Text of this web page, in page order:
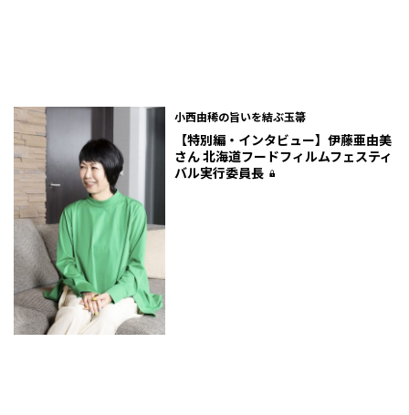
小西由稀の旨いを結ぶ玉箒
【特別編・インタビュー】伊藤亜由美
さん 北海道フードフィルムフェスティ
バル実行委員長